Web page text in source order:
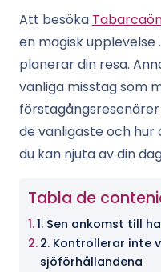
Att besöka
en magisk upplevelse
planerar din resa.
vanliga misstag som
de vanligaste och hur
du kan njuta av din
Tabla de
1. Sen ankomst till
2. Kontrollerar inte
sjöförhållandena